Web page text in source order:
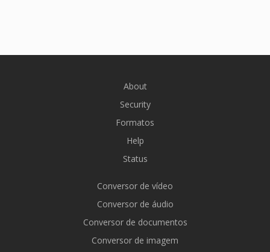
About
Security
Formatos
Help
Status
Conversor de vídeo
Conversor de áudio
Conversor de documentos
Conversor de imagem